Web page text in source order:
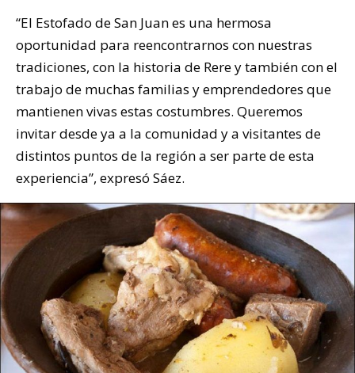
“El Estofado de San Juan es una hermosa
oportunidad para reencontrarnos con nuestras
tradiciones, con la historia de Rere y también con el
trabajo de muchas familias y emprendedores que
mantienen vivas estas costumbres. Queremos
invitar desde ya a la comunidad y a visitantes de
distintos puntos de la región a ser parte de esta
experiencia”, expresó Sáez.